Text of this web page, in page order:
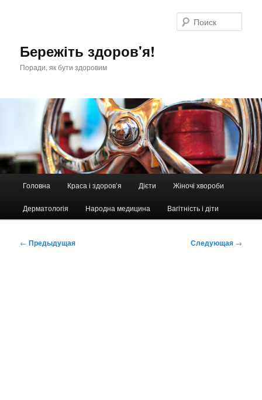
Бережіть здоров'я!
Поради, як бути здоровим
Головна Краса і здоров’я Дієти Жіночі хвороби
Дерматологія Народна медицина Вагітність і діти
Навигация
← Предыдущая Следующая →